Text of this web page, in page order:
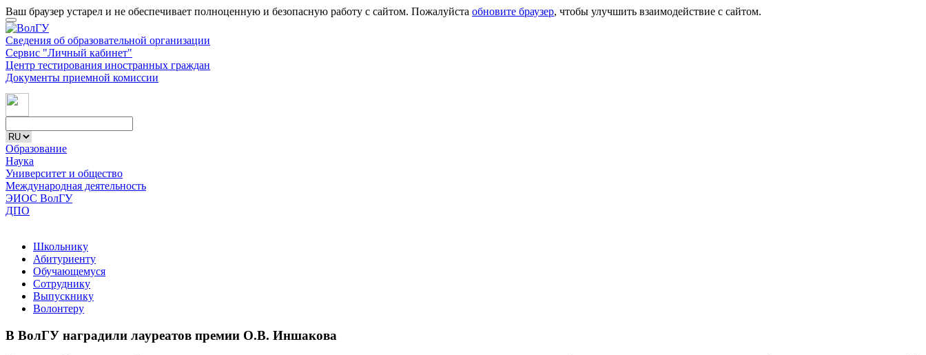
Ваш браузер устарел и не обеспечивает полноценную и безопасную работу с сайтом. Пожалуйста обновите браузер, чтобы улучшить взаимодействие с сайтом.
Сведения об образовательной организации
Сервис "Личный кабинет"
Центр тестирования иностранных граждан
Документы приемной комиссии
Образование
Наука
Университет и общество
Международная деятельность
ЭИОС ВолГУ
ДПО
Школьнику
Абитуриенту
Обучающемуся
Сотруднику
Выпускнику
Волонтеру
В ВолГУ наградили лауреатов премии О.В. Иншакова